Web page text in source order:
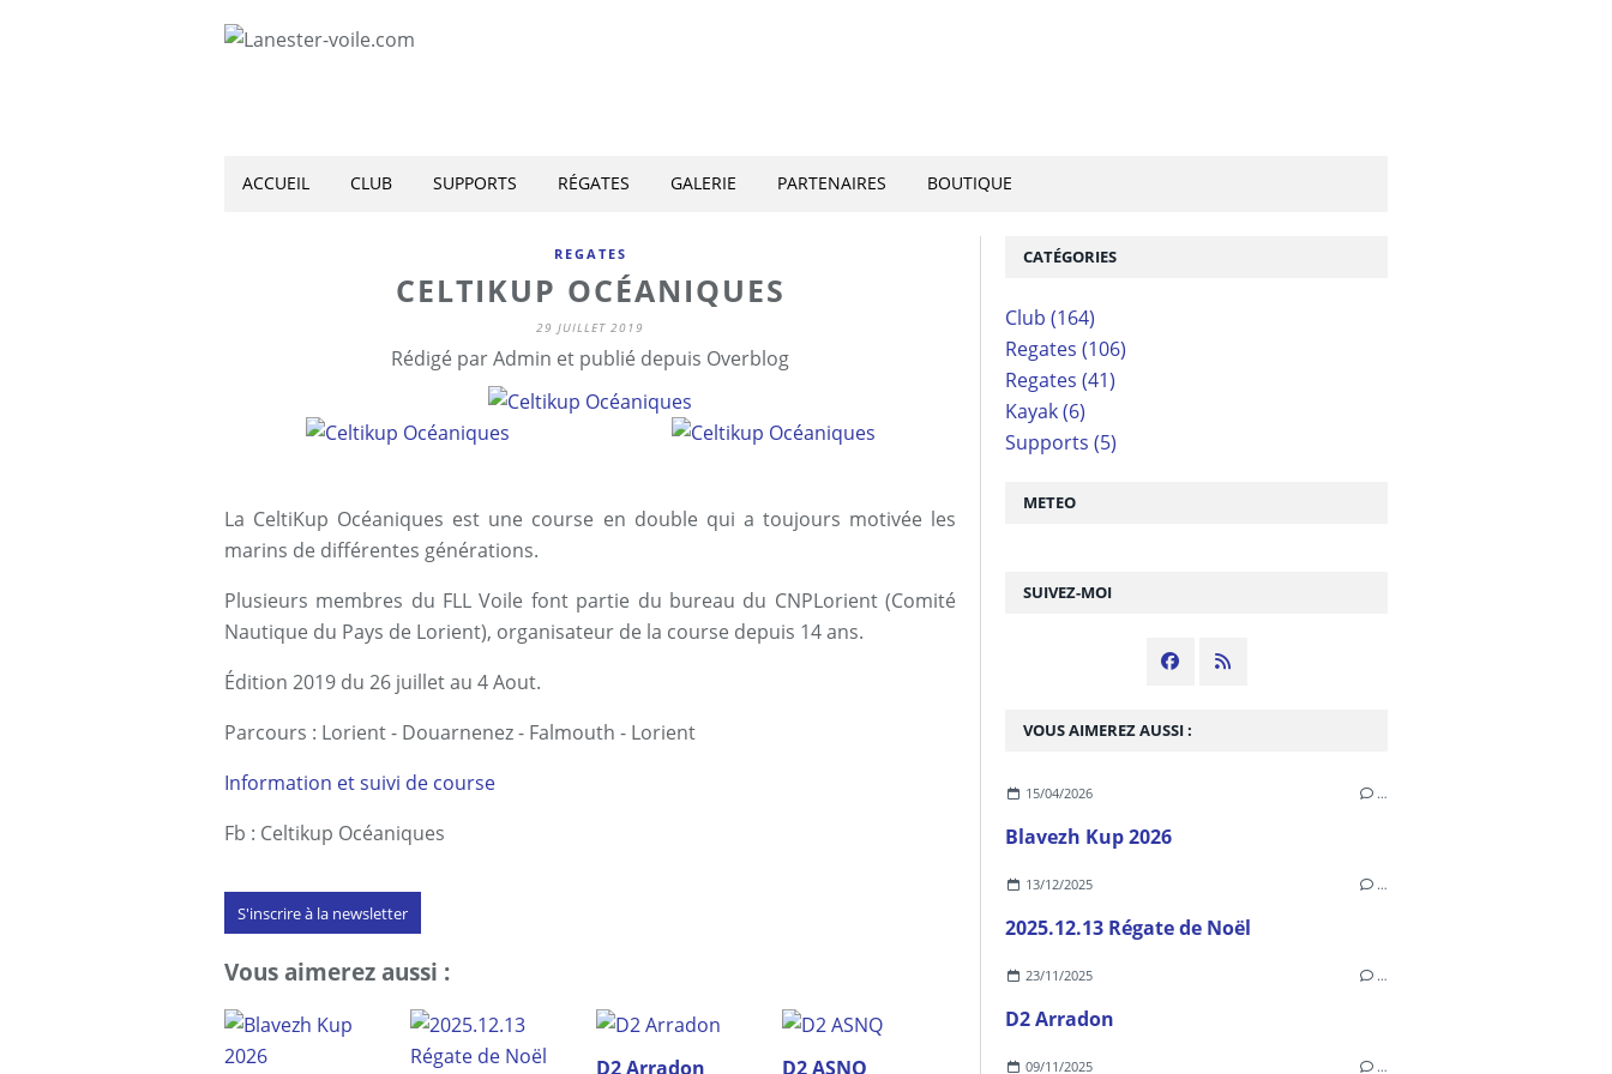
ACCUEIL CLUB SUPPORTS RÉGATES GALERIE PARTENAIRES BOUTIQUE
REGATES
CELTIKUP OCÉANIQUES
29 JUILLET 2019
Rédigé par Admin et publié depuis Overblog
La CeltiKup Océaniques est une course en double qui a toujours motivée les
marins de différentes générations.
Plusieurs membres du FLL Voile font partie du bureau du CNPLorient (Comité
Nautique du Pays de Lorient), organisateur de la course depuis 14 ans.
Édition 2019 du 26 juillet au 4 Aout.
Parcours : Lorient - Douarnenez - Falmouth - Lorient
Information et suivi de course
Fb : Celtikup Océaniques
S'inscrire à la newsletter
Vous aimerez aussi :
D2 Arradon D2 ASNQ
SUIVEZ-MOI
VOUS AIMEREZ AUSSI :
15/04/2026 …
Blavezh Kup 2026
13/12/2025 …
2025.12.13 Régate de Noël
23/11/2025 …
D2 Arradon
09/11/2025 …
CATÉGORIES
Club (164)
Regates (106)
Regates (41)
Kayak(6)
Supports (5)
METEO